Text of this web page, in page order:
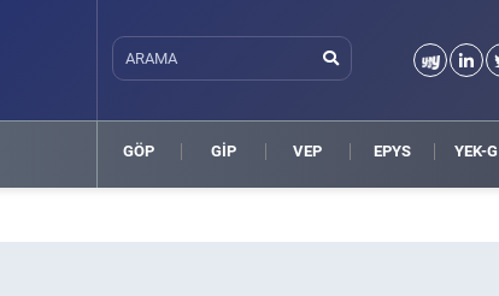
GÖP GİP VEP EPYS YEK-G